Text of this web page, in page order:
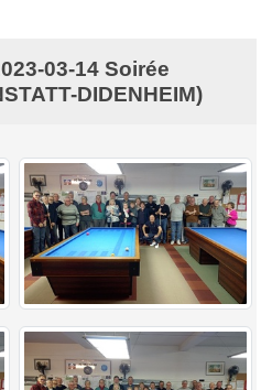
03-14 Soirée
DIDENHEIM)